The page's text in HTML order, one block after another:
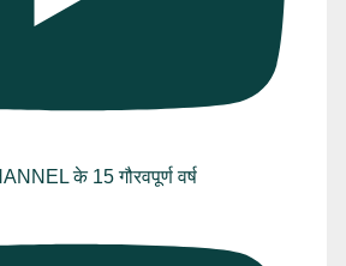
के 15 गौरवपूर्ण वर्ष